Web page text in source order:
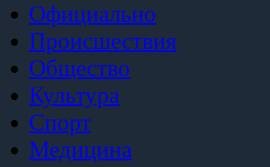
Официально
Происшествия
Общество
Культура
Спорт
Медицина